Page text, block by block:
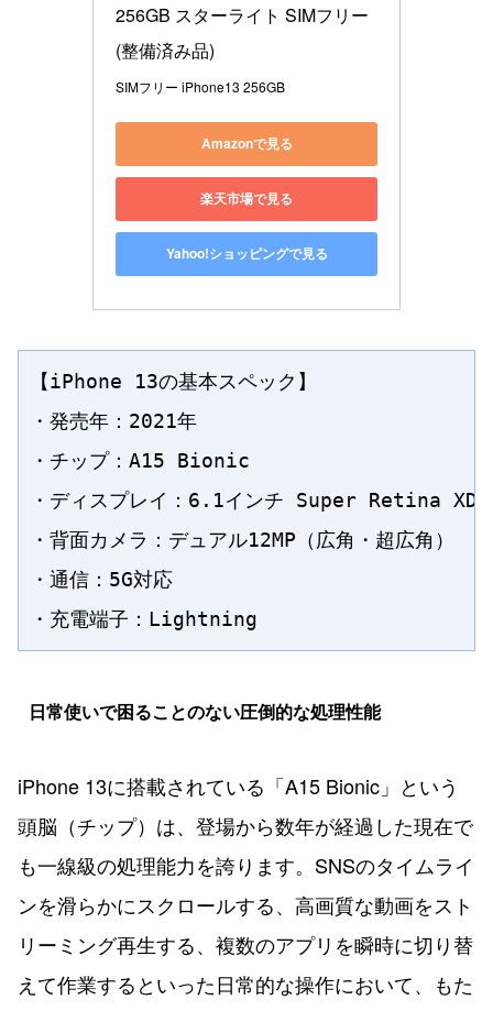
256GB スターライト SIMフリー
(整備済み品)
SIMフリー iPhone13 256GB
Amazonで見る
楽天市場で見る
Yahoo!ショッピングで見る
【iPhone 13の基本スペック】
・発売年：2021年
・チップ：A15 Bionic
・ディスプレイ：6.1インチ Super Retina XDR
・背面カメラ：デュアル12MP（広角・超広角）
・通信：5G対応
日常使いで困ることのない圧倒的な処理性能
iPhone 13に搭載されている「A15 Bionic」という
頭脳（チップ）は、登場から数年が経過した現在で
も一線級の処理能力を誇ります。SNSのタイムライ
ンを滑らかにスクロールする、高画質な動画をスト
リーミング再生する、複数のアプリを瞬時に切り替
えて作業するといった日常的な操作において、もた